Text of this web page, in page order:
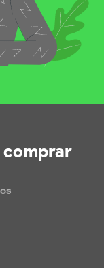
comprar